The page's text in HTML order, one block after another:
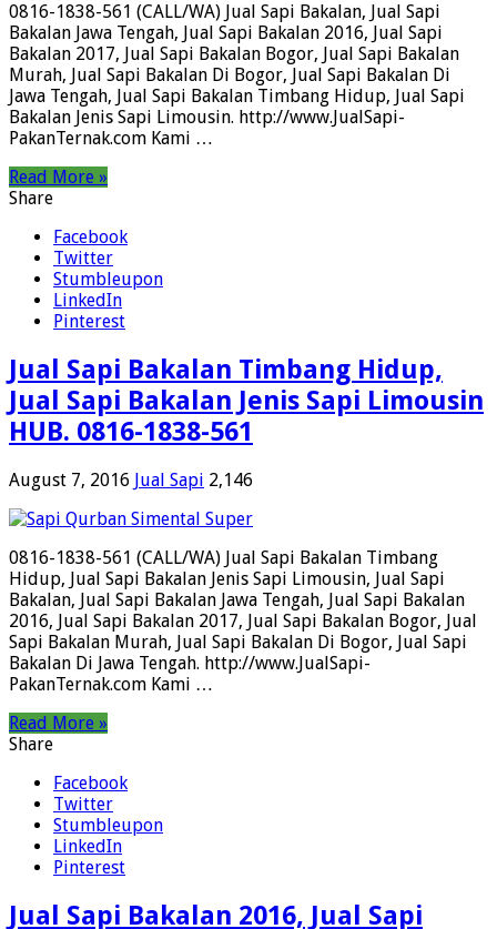
0816-1838-561 (CALL/WA) Jual Sapi Bakalan, Jual Sapi
Bakalan Jawa Tengah, Jual Sapi Bakalan 2016, Jual Sapi
Bakalan 2017, Jual Sapi Bakalan Bogor, Jual Sapi Bakalan
Murah, Jual Sapi Bakalan Di Bogor, Jual Sapi Bakalan Di
Jawa Tengah, Jual Sapi Bakalan Timbang Hidup, Jual Sapi
Bakalan Jenis Sapi Limousin. http://www.JualSapi-
PakanTernak.com Kami …
Read More »
Share
Facebook
Twitter
Stumbleupon
LinkedIn
Pinterest
Jual Sapi Bakalan Timbang Hidup,
Jual Sapi Bakalan Jenis Sapi Limousin
HUB. 0816-1838-561
August 7, 2016 Jual Sapi 2,146
0816-1838-561 (CALL/WA) Jual Sapi Bakalan Timbang
Hidup, Jual Sapi Bakalan Jenis Sapi Limousin, Jual Sapi
Bakalan, Jual Sapi Bakalan Jawa Tengah, Jual Sapi Bakalan
2016, Jual Sapi Bakalan 2017, Jual Sapi Bakalan Bogor, Jual
Sapi Bakalan Murah, Jual Sapi Bakalan Di Bogor, Jual Sapi
Bakalan Di Jawa Tengah. http://www.JualSapi-
PakanTernak.com Kami …
Read More »
Share
Facebook
Twitter
Stumbleupon
LinkedIn
Pinterest
Jual Sapi Bakalan 2016, Jual Sapi